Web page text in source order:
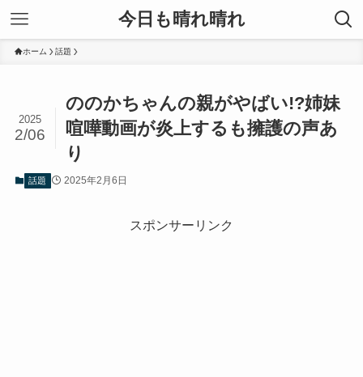
今日も晴れ晴れ
ホーム 話題
ののかちゃんの親がやばい!?姉妹
喧嘩動画が炎上するも擁護の声あ
り
2025
2/06
話題 2025年2月6日
スポンサーリンク